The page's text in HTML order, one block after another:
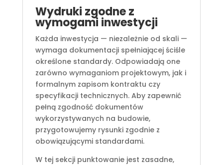
Wydruki zgodne z
wymogami inwestycji
Każda inwestycja — niezależnie od skali —
wymaga dokumentacji spełniającej ściśle
określone standardy. Odpowiadają one
zarówno wymaganiom projektowym, jak i
formalnym zapisom kontraktu czy
specyfikacji technicznych. Aby zapewnić
pełną zgodność dokumentów
wykorzystywanych na budowie,
przygotowujemy rysunki zgodnie z
obowiązującymi standardami.
W tej sekcji punktowanie jest zasadne,